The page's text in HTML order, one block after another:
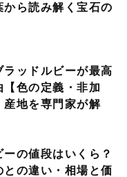
から読み解く宝石の
ラッドルビーが最高
【色の定義・非加
産地を専門家が解
ーの値段はいくら？
との違い・相場と価